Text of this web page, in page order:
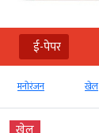
ई-पेपर
मनोरंजन खेल